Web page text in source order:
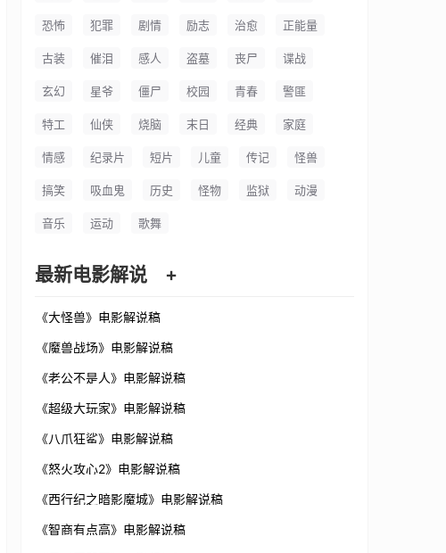
恐怖 犯罪 剧情 励志 治愈 正能量
古装 催泪 感人 盗墓 丧尸 谍战
玄幻 星爷 僵尸 校园 青春 警匪
特工 仙侠 烧脑 末日 经典 家庭
情感 纪录片 短片 儿童 传记 怪兽
搞笑 吸血鬼 历史 怪物 监狱 动漫
音乐 运动 歌舞
最新电影解说 +
《大怪兽》电影解说稿
《魔兽战场》电影解说稿
《老公不是人》电影解说稿
《超级大玩家》电影解说稿
《八爪狂鲨》电影解说稿
《怒火攻心2》电影解说稿
《西行纪之暗影魔城》电影解说稿
《智商有点高》电影解说稿